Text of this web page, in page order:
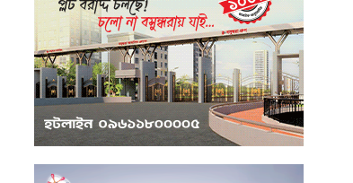
কার্গো পরিবহনে বিঘ্ন ঘটছে
পরিবেশবান্ধব উদ্যোক্তারা
ইউসিবি থেকে পাবেন ২৫ লাখ
টাকা ঋণ